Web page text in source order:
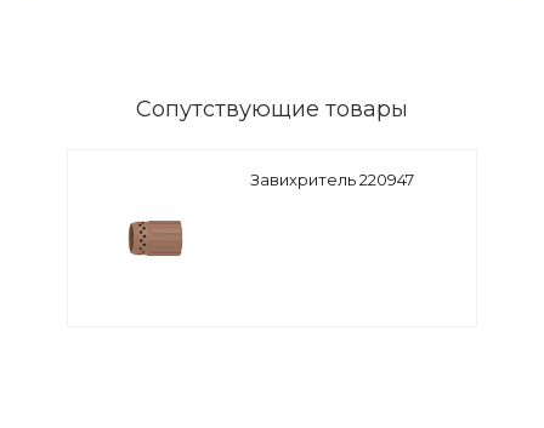
Сопутствующие товары
Завихритель 220947